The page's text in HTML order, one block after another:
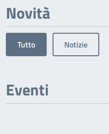
Novità
Tutto Notizie
Eventi